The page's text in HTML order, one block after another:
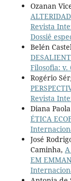
Ozanan
Revista
Dossiê
Belén
Filosofia: v.
Rogério
Revista
Diana
ÉTICA
José
Caminha,
EM